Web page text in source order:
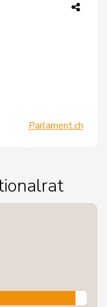
Parlament.ch